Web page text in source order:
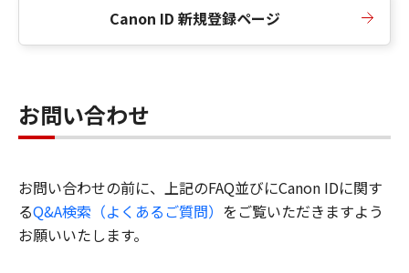
Canon ID 新規登録ページ
お問い合わせ
お問い合わせの前に、上記のFAQ並びにCanon IDに関す
るQ&A検索（よくあるご質問） をご覧いただきますよう
お願いいたします。